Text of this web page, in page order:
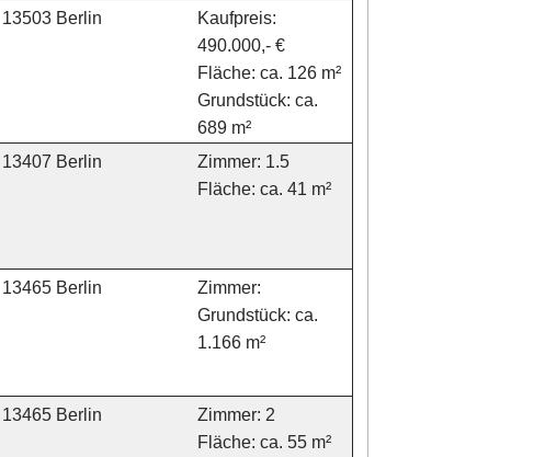
13503 Berlin
Kaufpreis:
490.000,- €
Fläche: ca. 126 m²
Grundstück: ca.
689 m²
13407 Berlin
Zimmer: 1.5
Fläche: ca. 41 m²
13465 Berlin
Zimmer:
Grundstück: ca.
1.166 m²
13465 Berlin
Zimmer: 2
Fläche: ca. 55 m²